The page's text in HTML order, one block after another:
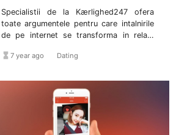
Specialistii de la Kærlighed247 ofera
toate argumentele pentru care intalnirile
de pe internet se transforma in relatii
hourglass_full 7 year ago Dating